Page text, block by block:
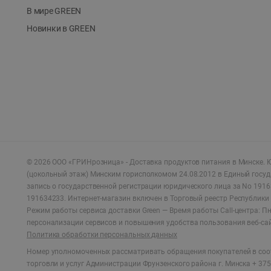
В мире GREEN
Новинки в GREEN
© 2026 ООО «ГРИНрозница» - Доставка продуктов питания в Минске.
(цокольный этаж) Минским горисполкомом 24.08.2012 в Единый
запись о государственной регистрации юридического лица за No
191634233. Интернет-магазин включен в Торговый реестр
Режим работы сервиса доставки Green — Время работы Call-центра:
персонализации сервисов и повышения удобства пользования веб-
Политика обработки персональных данных
Номер уполномоченных рассматривать обращения покупателей в
торговли и услуг Администрации Фрунзенского района г. Минска +